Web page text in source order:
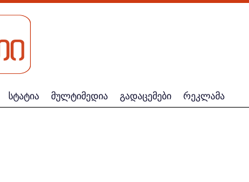
სტატია მულტიმედია გადაცემები რეკლამა